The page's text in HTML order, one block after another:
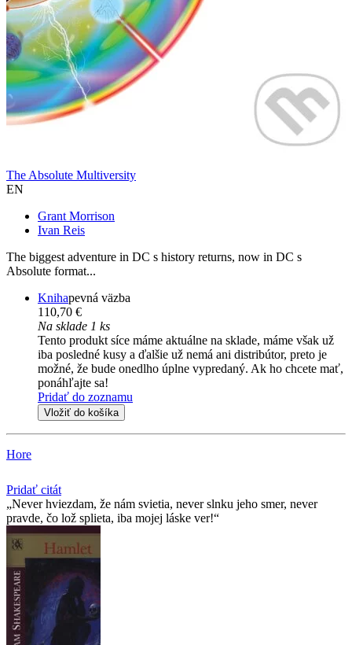
The Absolute Multiversity
EN
Grant Morrison
Ivan Reis
The biggest adventure in DC s history returns, now in DC s
Absolute format...
Knihapevná väzba
110,70 €
Na sklade 1 ks
Tento produkt síce máme aktuálne na sklade, máme však už
iba posledné kusy a ďalšie už nemá ani distribútor, preto je
možné, že bude onedlho úplne vypredaný. Ak ho chcete mať,
ponáhľajte sa!
Pridať do zoznamu
Vložiť do košíka
Hore
Pridať citát
Never hviezdam, že nám svietia, never slnku jeho smer, never
pravde, čo lož splieta, iba mojej láske ver!